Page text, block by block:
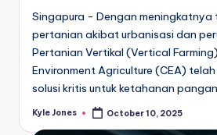
Singapura - Dengan
pertanian akibat urbanisasi dan
Pertanian Vertikal (Vertical
Environment Agriculture (CEA)
solusi kritis untuk ketahanan
Posted
Kyle Jones October 10, 2025